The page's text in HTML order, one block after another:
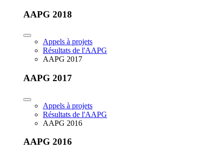
AAPG 2018
Appels à projets
Résultats de l'AAPG
AAPG 2017
AAPG 2017
Appels à projets
Résultats de l'AAPG
AAPG 2016
AAPG 2016